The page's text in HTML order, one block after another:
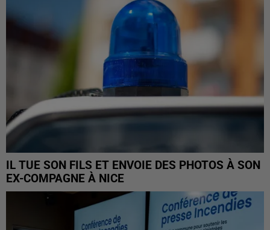
IL TUE SON FILS ET ENVOIE DES PHOTOS À SON
EX-COMPAGNE À NICE